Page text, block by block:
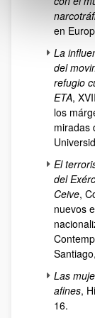
en
La
del
refugio
ETA,
los
miradas
El
del
Ceive,
nuevos
Las
afines,
16.